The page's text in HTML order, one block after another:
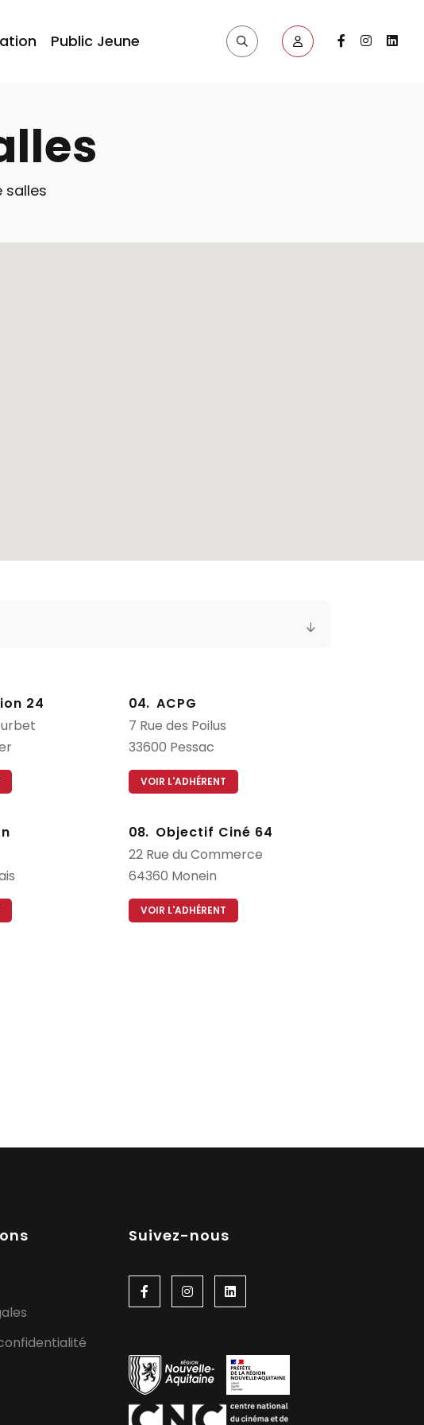
Public Jeune
salles
24
04. ACPG
7 Rue des Poilus
33600 Pessac
VOIR L'ADHÉRENT
08. Objectif Ciné 64
22 Rue du Commerce
64360 Monein
VOIR L'ADHÉRENT
Suivez-nous